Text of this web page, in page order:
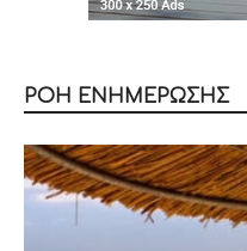
ΡΟΗ ΕΝΗΜΕΡΩΣΗΣ